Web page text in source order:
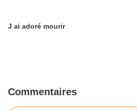
J ai adoré mourir
Commentaires